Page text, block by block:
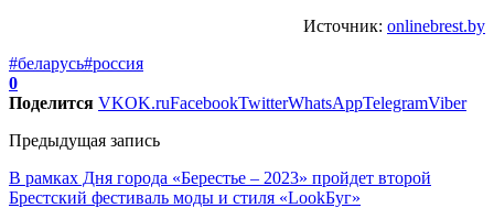
Источник: onlinebrest.by
#беларусь#россия
0
Поделится VKOK.ruFacebookTwitterWhatsAppTelegramViber
Предыдущая запись
В рамках Дня города «Берестье – 2023» пройдет второй
Брестский фестиваль моды и стиля «LookБуг»